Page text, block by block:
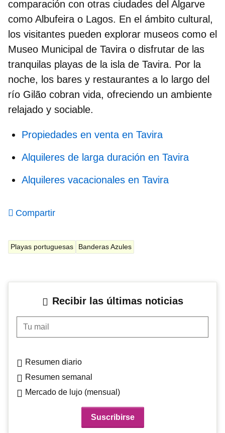
comparación con otras ciudades del Algarve
como Albufeira o Lagos. En el ámbito cultural,
los visitantes pueden explorar museos como el
Museo Municipal de Tavira o disfrutar de las
tranquilas playas de la isla de Tavira. Por la
noche, los bares y restaurantes a lo largo del
río Gilão cobran vida, ofreciendo un ambiente
relajado y sociable.
Propiedades en venta en Tavira
Alquileres de larga duración en Tavira
Alquileres vacacionales en Tavira
Compartir
Playas portuguesas Banderas Azules
Recibir las últimas noticias
Tu mail
Resumen diario
Resumen semanal
Mercado de lujo (mensual)